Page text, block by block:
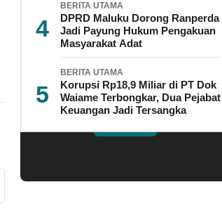
4
BERITA UTAMA
DPRD Maluku Dorong Ranperda
Jadi Payung Hukum Pengakuan
Masyarakat Adat
5
BERITA UTAMA
Korupsi Rp18,9 Miliar di PT Dok
Waiame Terbongkar, Dua Pejabat
Keuangan Jadi Tersangka